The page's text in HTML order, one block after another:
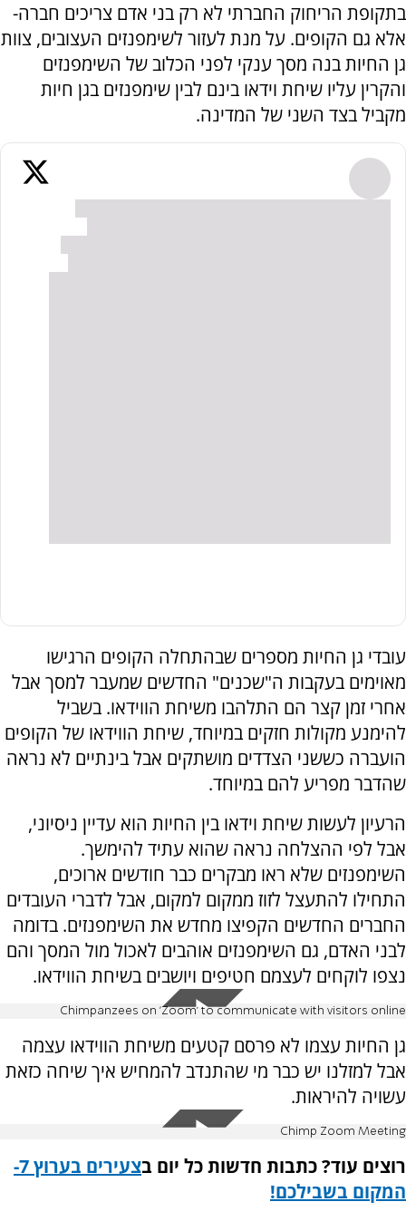
בתקופת הריחוק החברתי לא רק בני אדם צריכים חברה-
אלא גם הקופים. על מנת לעזור לשימפנזים העצובים, צוות
גן החיות בנה מסך ענקי לפני הכלוב של השימפנזים
והקרין עליו שיחת וידאו בינם לבין שימפנזים בגן חיות
מקביל בצד השני של המדינה.
עובדי גן החיות מספרים שבהתחלה הקופים הרגישו
מאוימים בעקבות ה"שכנים" החדשים שמעבר למסך אבל
אחרי זמן קצר הם התלהבו משיחת הווידאו. בשביל
להימנע מקולות חזקים במיוחד, שיחת הווידאו של הקופים
הועברה כששני הצדדים מושתקים אבל בינתיים לא נראה
שהדבר מפריע להם במיוחד.
הרעיון לעשות שיחת וידאו בין החיות הוא עדיין ניסיוני,
אבל לפי ההצלחה נראה שהוא עתיד להימשך.
השימפנזים שלא ראו מבקרים כבר חודשים ארוכים,
התחילו להתעצל לזוז ממקום למקום, אבל לדברי העובדים
החברים החדשים הקפיצו מחדש את השימפנזים. בדומה
לבני האדם, גם השימפנזים אוהבים לאכול מול המסך והם
נצפו לוקחים לעצמם חטיפים ויושבים בשיחת הווידאו.
Chimpanzees on 'Zoom' to communicate with visitors online
גן החיות עצמו לא פרסם קטעים משיחת הווידאו עצמה
אבל למזלנו יש כבר מי שהתנדב להמחיש איך שיחה כזאת
עשויה להיראות.
Chimp Zoom Meeting
רוצים עוד? כתבות חדשות כל יום ב
צעירים בערוץ 7-
המקום בשבילכם!